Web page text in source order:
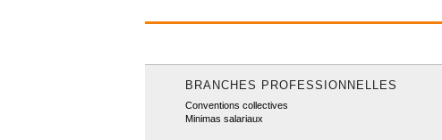
BRANCHES PROFESSIONNELLES
Conventions collectives
Minimas salariaux